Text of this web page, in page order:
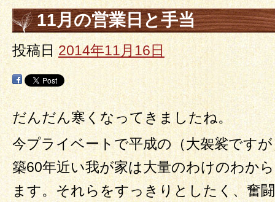
11月の営業日と手当
投稿日 2014年11月16日
だんだん寒くなってきましたね。
今プライベートで平成の（大袈裟です
築60年近い我が家は大量のわけのわか
ます。それらをすっきりとしたく、奮